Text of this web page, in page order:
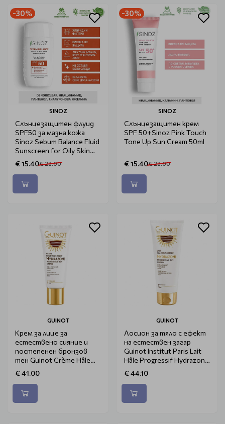
-30%
SINOZ
Слънцезащитен флуид
SPF50 за мазна кожа
Sinoz Sebum Balance Fluid
Sunscreen for Oily Skin
50ml
€ 15.40€ 22.00
-30%
SINOZ
Слънцезащитен крем
SPF 50+Sinoz Pink Touch
Tone Up Sun Cream 50ml
€ 15.40€ 22.00
GUINOT
Крем за лице за
естествено сияние и
постепенен бронзов
тен Guinot Crème Hâle
Progressif Hydrazone
50ml
€ 41.00
GUINOT
Лосион за тяло с ефект
на естествен загар
Guinot Institut Paris Lait
Hâle Progressif Hydrazone
150ml
€ 44.10